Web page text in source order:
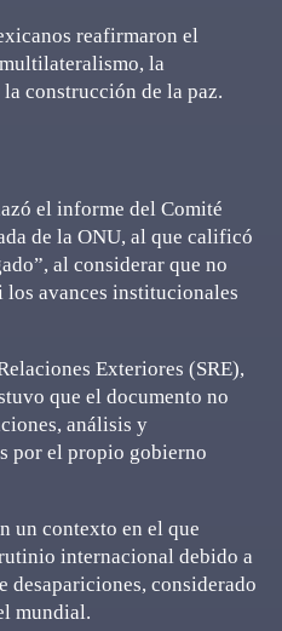
reafirmaron el
la
construcción de la paz.
el informe del Comité
de la ONU, al que calificó
al considerar que no
avances institucionales
Exteriores (SRE),
que el documento no
análisis y
por el propio gobierno
un contexto en el que
internacional debido a
desapariciones, considerado
mundial.